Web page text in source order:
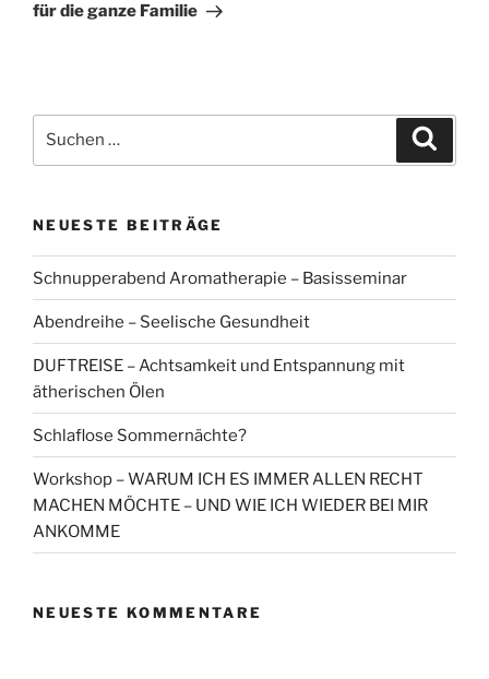
für die ganze Familie
nach:
NEUESTE BEITRÄGE
Schnupperabend Aromatherapie – Basisseminar
Abendreihe – Seelische Gesundheit
DUFTREISE – Achtsamkeit und Entspannung mit
ätherischen Ölen
Schlaflose Sommernächte?
Workshop – WARUM ICH ES IMMER ALLEN RECHT
MACHEN MÖCHTE – UND WIE ICH WIEDER BEI MIR
ANKOMME
NEUESTE KOMMENTARE